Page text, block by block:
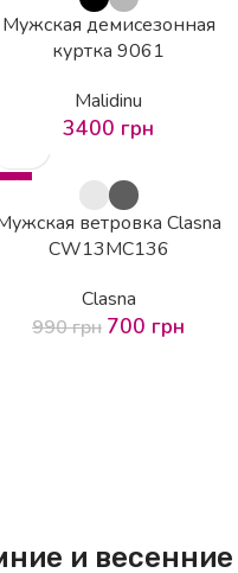
Мужская демисезонная
куртка 9061
Malidinu
3400 грн
ветровка Clasna
CW13MC136
Clasna
990грн 700 грн
и весенние